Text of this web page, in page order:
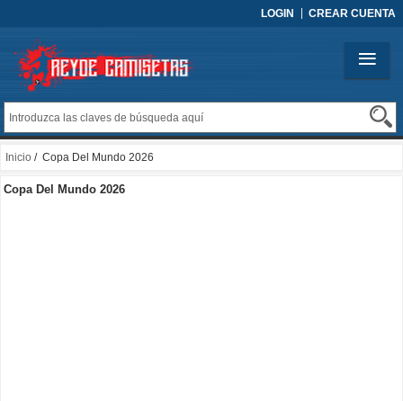
LOGIN CREAR CUENTA
Inicio / Copa Del Mundo 2026
Copa Del Mundo 2026